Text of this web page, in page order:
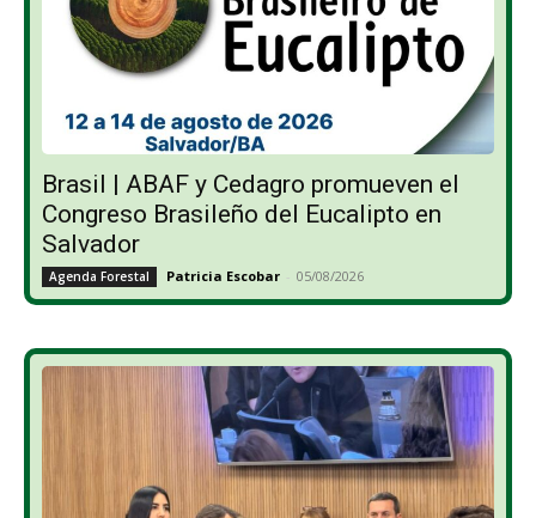
Brasil | ABAF y Cedagro promueven el
Congreso Brasileño del Eucalipto en
Salvador
Agenda Forestal Patricia Escobar - 05/08/2026